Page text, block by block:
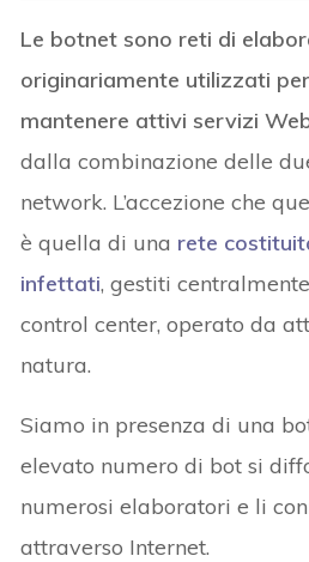
Le botnet sono reti di
originariamente utilizzati
mantenere attivi servizi
dalla combinazione delle
network. L’accezione che
è quella di una rete
infettati, gestiti
control center, operato da
natura.
Siamo in presenza di una
elevato numero di bot si
numerosi elaboratori e li
attraverso Internet.